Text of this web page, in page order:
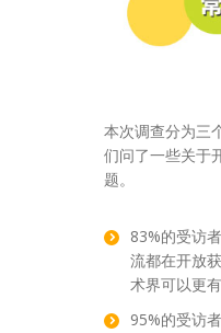
本次调查分为三
们问了一些关于
题。
83%的受访
流都在开放
术界可以更
95%的受访